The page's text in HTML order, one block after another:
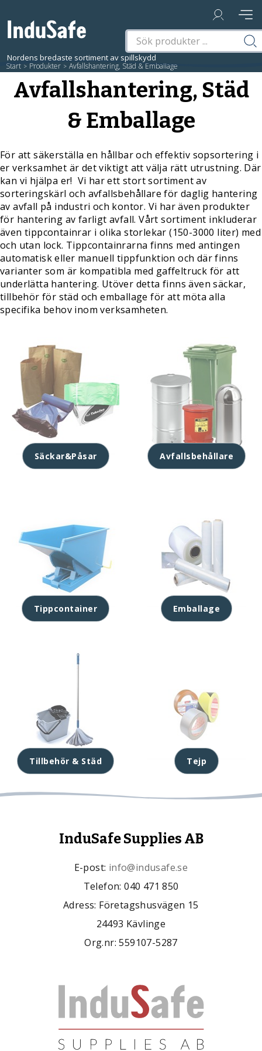
Start / Produkter / Avfallshantering, Städ & Emballage
Avfallshantering, Städ
& Emballage
För att säkerställa en hållbar och effektiv sopsortering i
er verksamhet är det viktigt att välja rätt utrustning. Där
kan vi hjälpa er! Vi har ett stort sortiment av
sorteringskärl och avfallsbehållare för daglig hantering
av avfall på industri och kontor. Vi har även produkter
för hantering av farligt avfall. Vårt sortiment inkluderar
även tippcontainrar i olika storlekar (150-3000 liter) med
och utan lock. Tippcontainrarna finns med antingen
automatisk eller manuell tippfunktion och där finns
varianter som är kompatibla med gaffeltruck för att
underlätta hantering. Utöver detta finns även säckar,
tillbehör för städ och emballage för att möta alla
specifika behov inom verksamheten.
Säckar&Påsar Avfallsbehållare
Tippcontainer Emballage
Tillbehör & Städ Tejp
InduSafe Supplies AB
E-post: info@indusafe.se
Telefon: 040 471 850
Adress: Företagshusvägen 15
24493 Kävlinge
Org.nr: 559107-5287